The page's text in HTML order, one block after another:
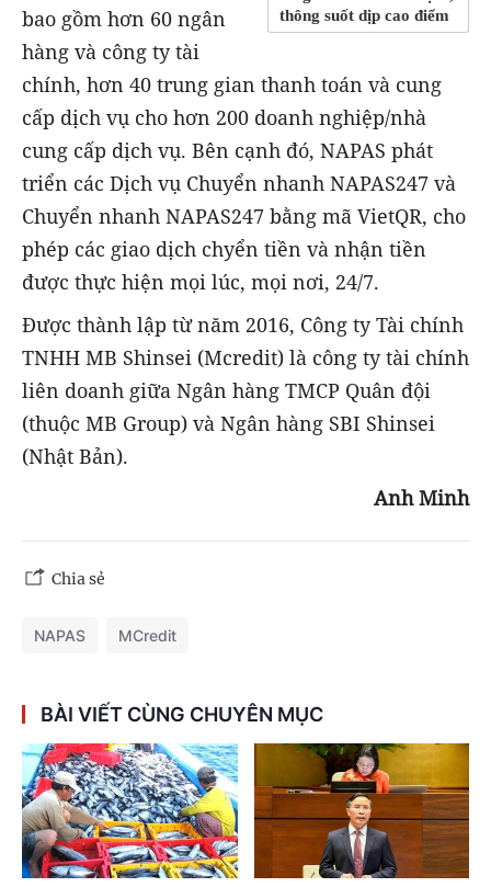
thông suốt dịp cao điểm
bao gồm hơn 60 ngân
hàng và công ty tài
chính, hơn 40 trung gian thanh toán và cung
cấp dịch vụ cho hơn 200 doanh nghiệp/nhà
cung cấp dịch vụ. Bên cạnh đó, NAPAS phát
triển các Dịch vụ Chuyển nhanh NAPAS247 và
Chuyển nhanh NAPAS247 bằng mã VietQR, cho
phép các giao dịch chyển tiền và nhận tiền
được thực hiện mọi lúc, mọi nơi, 24/7.
Được thành lập từ năm 2016, Công ty Tài chính
TNHH MB Shinsei (Mcredit) là công ty tài chính
liên doanh giữa Ngân hàng TMCP Quân đội
(thuộc MB Group) và Ngân hàng SBI Shinsei
(Nhật Bản).
Anh Minh
Chia sẻ
NAPAS MCredit
BÀI VIẾT CÙNG CHUYÊN MỤC